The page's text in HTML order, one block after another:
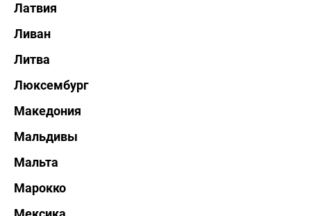
Латвия
Ливан
Литва
Люксембург
Македония
Мальдивы
Мальта
Марокко